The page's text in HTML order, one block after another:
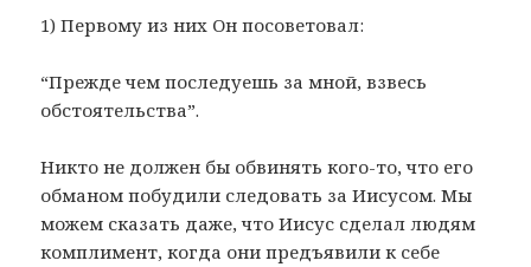
1) Первому из них Он посоветовал:
“Прежде чем последуешь за мной, взвесь
обстоятельства”.
Никто не должен бы обвинять кого-то, что его
обманом побудили следовать за Иисусом. Мы
можем сказать даже, что Иисус сделал людям
комплимент, когда они предъявили к себе